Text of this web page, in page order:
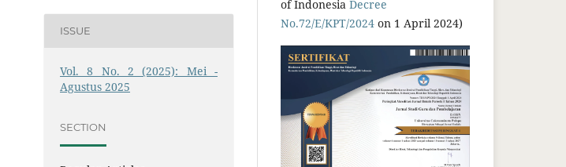
ISSUE
Vol. 8 No. 2 (2025): Mei -
Agustus 2025
SECTION
of Indonesia Decree
No.72/E/KPT/2024 on 1 April 2024)